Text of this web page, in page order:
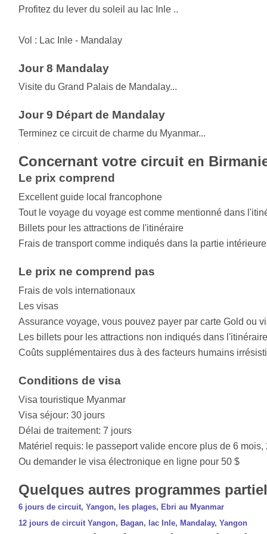
Profitez du lever du soleil au lac Inle ..
Vol : Lac Inle - Mandalay
Jour 8 Mandalay
Visite du Grand Palais de Mandalay...
Jour 9 Départ de Mandalay
Terminez ce circuit de charme du Myanmar...
Concernant votre circuit en
Le prix comprend
Excellent guide local francophone
Tout le voyage du voyage est comme mentionné dans
Billets pour les attractions de l'itinéraire
Frais de transport comme indiqués dans la partie intérieure
Le prix ne comprend pas
Frais de vols internationaux
Les visas
Assurance voyage, vous pouvez payer par carte Gold ou
Les billets pour les attractions non indiqués dans
Coûts supplémentaires dus à des facteurs humains
Conditions de visa
Visa touristique Myanmar
Visa séjour: 30 jours
Délai de traitement: 7 jours
Matériel requis: le passeport valide encore plus de 6
Ou demander le visa électronique en ligne pour 50 $
Quelques autres programmes
6 jours de circuit, Yangon, les plages, Ebri au Myanmar
12 jours de circuit Yangon, Bagan, lac Inle, Mandalay, Yangon